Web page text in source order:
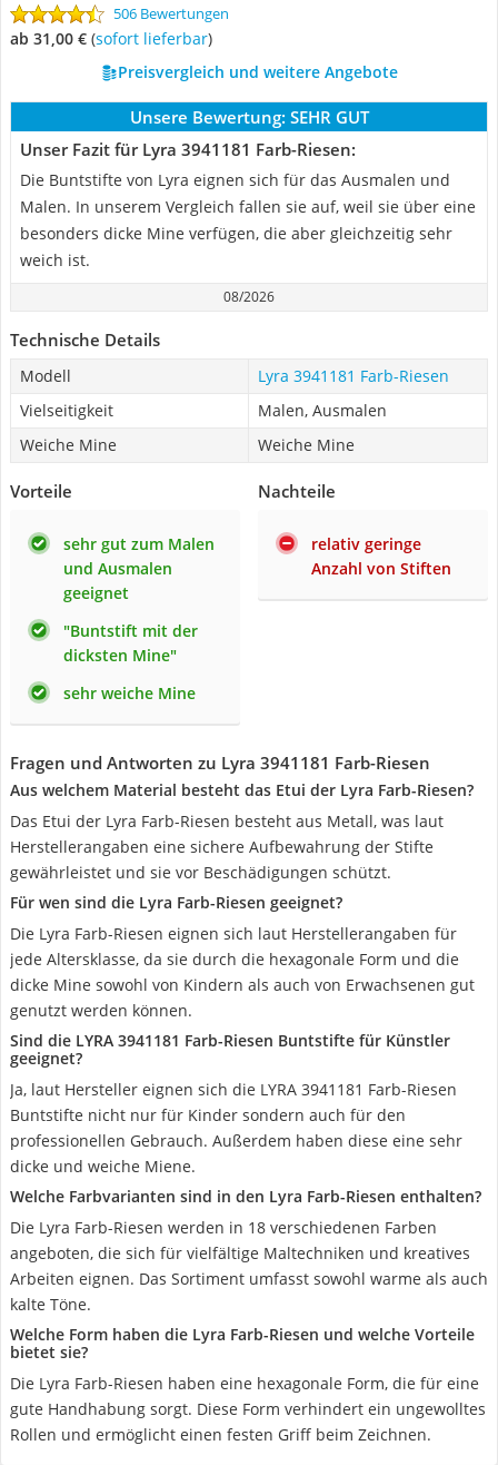
506 Bewertungen
ab 31,00 € ( Sofort lieferbar)
Preisvergleich und weitere Angebote
Unsere Bewertung: SEHR GUT
Unser Fazit für Lyra 3941181 Farb-Riesen:
Die Buntstifte von Lyra eignen sich für das Ausmalen und
Malen. In unserem Vergleich fallen sie auf, weil sie über eine
besonders dicke Mine verfügen, die aber gleichzeitig sehr
weich ist.
08/2026
Technische Details
Modell
Lyra 3941181 Farb-Riesen
Vielseitigkeit
Malen, Ausmalen
Weiche Mine
Weiche Mine
Vorteile
sehr gut zum Malen
und Ausmalen
geeignet
"Buntstift mit der
dicksten Mine"
sehr weiche Mine
Nachteile
relativ geringe
Anzahl von Stiften
Fragen und Antworten zu Lyra 3941181 Farb-Riesen
Aus welchem Material besteht das Etui der Lyra Farb-Riesen?
Das Etui der Lyra Farb-Riesen besteht aus Metall, was laut
Herstellerangaben eine sichere Aufbewahrung der Stifte
gewährleistet und sie vor Beschädigungen schützt.
Für wen sind die Lyra Farb-Riesen geeignet?
Die Lyra Farb-Riesen eignen sich laut Herstellerangaben für
jede Altersklasse, da sie durch die hexagonale Form und die
dicke Mine sowohl von Kindern als auch von Erwachsenen gut
genutzt werden können.
Sind die LYRA 3941181 Farb-Riesen Buntstifte für Künstler
geeignet?
Ja, laut Hersteller eignen sich die LYRA 3941181 Farb-Riesen
Buntstifte nicht nur für Kinder sondern auch für den
professionellen Gebrauch. Außerdem haben diese eine sehr
dicke und weiche Miene.
Welche Farbvarianten sind in den Lyra Farb-Riesen enthalten?
Die Lyra Farb-Riesen werden in 18 verschiedenen Farben
angeboten, die sich für vielfältige Maltechniken und kreatives
Arbeiten eignen. Das Sortiment umfasst sowohl warme als auch
kalte Töne.
Welche Form haben die Lyra Farb-Riesen und welche Vorteile
bietet sie?
Die Lyra Farb-Riesen haben eine hexagonale Form, die für eine
gute Handhabung sorgt. Diese Form verhindert ein ungewolltes
Rollen und ermöglicht einen festen Griff beim Zeichnen.